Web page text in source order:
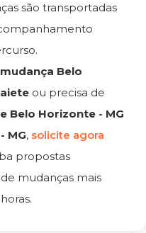
são transportadas
Belo
ou precisa de
Belo Horizonte - MG
MG, solicite agora
propostas
mudanças mais